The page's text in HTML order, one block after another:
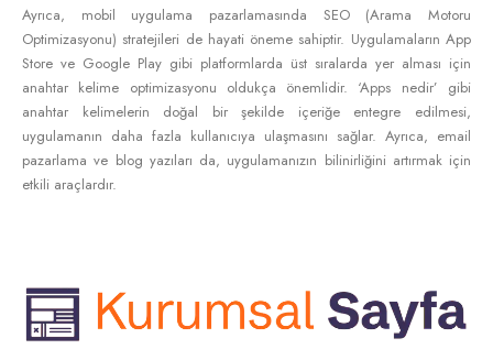
Ayrıca, mobil uygulama pazarlamasında SEO (Arama Motoru
Optimizasyonu) stratejileri de hayati öneme sahiptir. Uygulamaların App
Store ve Google Play gibi platformlarda üst sıralarda yer alması için
anahtar kelime optimizasyonu oldukça önemlidir. ‘Apps nedir’ gibi
anahtar kelimelerin doğal bir şekilde içeriğe entegre edilmesi,
uygulamanın daha fazla kullanıcıya ulaşmasını sağlar. Ayrıca, email
pazarlama ve blog yazıları da, uygulamanızın bilinirliğini artırmak için
etkili araçlardır.